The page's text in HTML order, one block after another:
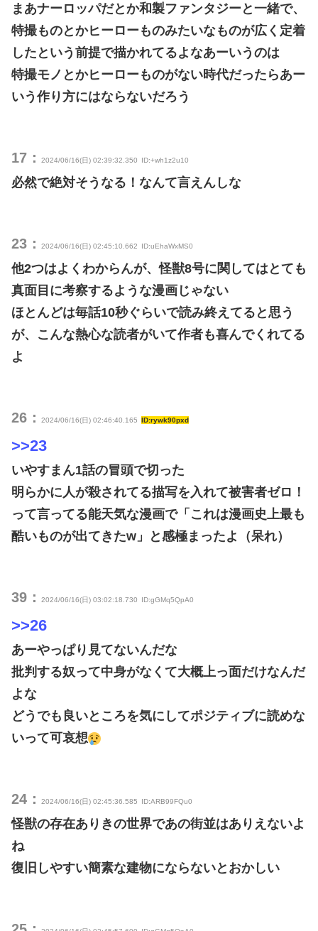
まあナーロッパだとか和製ファンタジーと一緒で、
特撮ものとかヒーローものみたいなものが広く定着
したという前提で描かれてるよなあーいうのは
特撮モノとかヒーローものがない時代だったらあー
いう作り方にはならないだろう
17： 2024/06/16(日) 02:39:32.350 ID:+wh1z2u10
必然で絶対そうなる！なんて言えんしな
23： 2024/06/16(日) 02:45:10.662 ID:uEhaWxMS0
他2つはよくわからんが、怪獣8号に関してはとても
真面目に考察するような漫画じゃない
ほとんどは毎話10秒ぐらいで読み終えてると思う
が、こんな熱心な読者がいて作者も喜んでくれてる
よ
26： 2024/06/16(日) 02:46:40.165 ID:rywk90pxd
>>23
いやすまん1話の冒頭で切った
明らかに人が殺されてる描写を入れて被害者ゼロ！
って言ってる能天気な漫画で「これは漫画史上最も
酷いものが出てきたw」と感極まったよ（呆れ）
39： 2024/06/16(日) 03:02:18.730 ID:gGMq5QpA0
>>26
あーやっぱり見てないんだな
批判する奴って中身がなくて大概上っ面だけなんだ
よな
どうでも良いところを気にしてポジティブに読めな
いって可哀想
24： 2024/06/16(日) 02:45:36.585 ID:ARB99FQu0
怪獣の存在ありきの世界であの街並はありえないよ
ね
復旧しやすい簡素な建物にならないとおかしい